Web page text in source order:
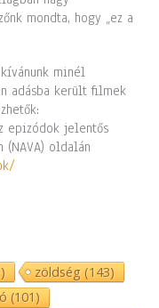
mondta, hogy „ez a
minél
adásba került filmek
epizódok jelentős
oldalán
zöldség(143)
(101)